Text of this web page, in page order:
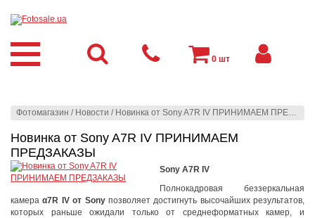
Фотомагазин / Новости / Новинка от Sony A7R IV ПРИНИМАЕМ ПРЕДЗАКАЗЫ
Новинка от Sony A7R IV ПРИНИМАЕМ
ПРЕДЗАКАЗЫ
Sony A7R IV
Полнокадровая беззеркальная
камераα7R IV от Sonyпозволяет достигнуть высочайших результатов,
которых раньше ожидали только от среднеформатных камер, и
0 шт